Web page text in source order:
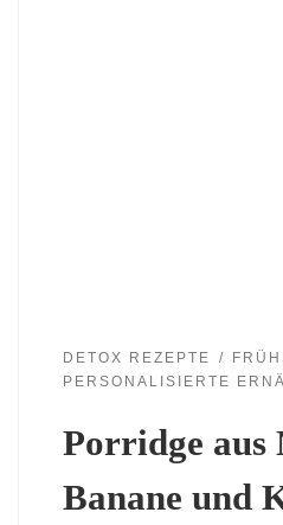
DETOX REZEPTE
PERSONALISIERTE
Porridge aus
Banane und